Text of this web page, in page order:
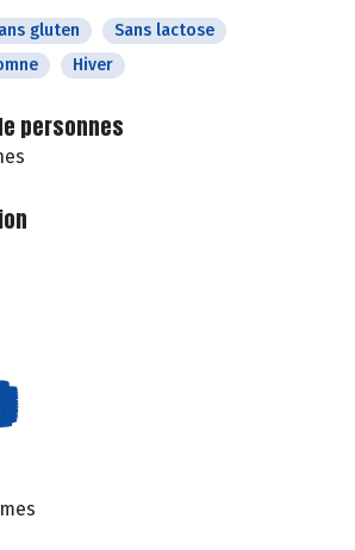
gluten
Sans lactose
Hiver
personnes